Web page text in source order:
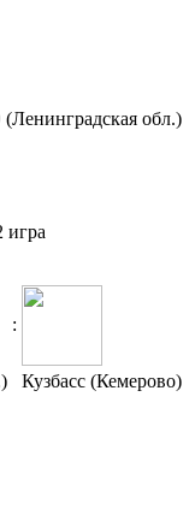
обл.)
игра
:
Кузбасс (Кемерово)